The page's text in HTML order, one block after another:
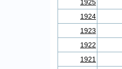
1925
1924
1923
1922
1921